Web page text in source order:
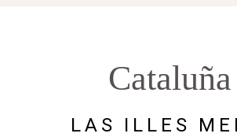
Cataluña
LAS ILLES